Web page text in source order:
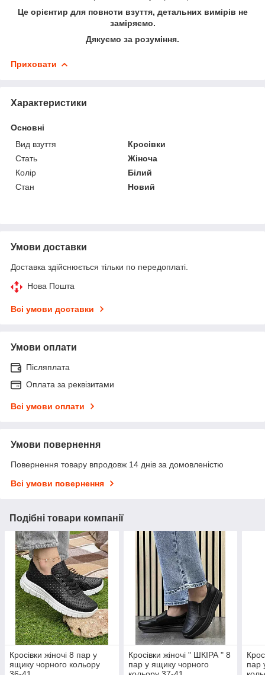
Це орієнтир для повноти взуття, детальних вимірів не
заміряємо.
Дякуємо за розуміння.
Приховати
Характеристики
Основні
Вид взуття
Кросівки
Стать
Жіноча
Колір
Білий
Стан
Новий
Умови доставки
Доставка здійснюється тільки по передоплаті.
Нова Пошта
Всі умови доставки
Умови оплати
Післяплата
Оплата за реквізитами
Всі умови оплати
Умови повернення
Повернення товару впродовж 14 днів за домовленістю
Всі умови повернення
Подібні товари компанії
Кросівки жіночі 8 пар у
ящику чорного кольору
Кросівки жіночі " ШКІРА " 8
пар у ящику чорного
пар